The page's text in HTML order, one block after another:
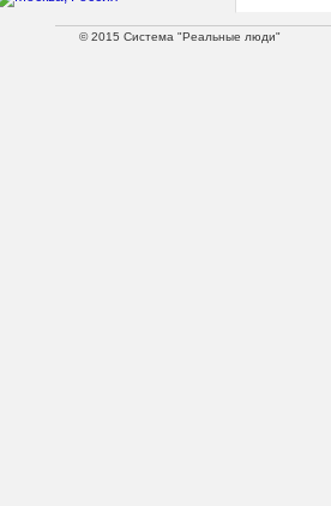
© 2015 Система "Реальные люди"